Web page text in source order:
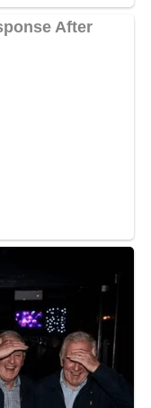
ablöschen.
lassen. Banane
und Fleisch in
Reis heben. Das